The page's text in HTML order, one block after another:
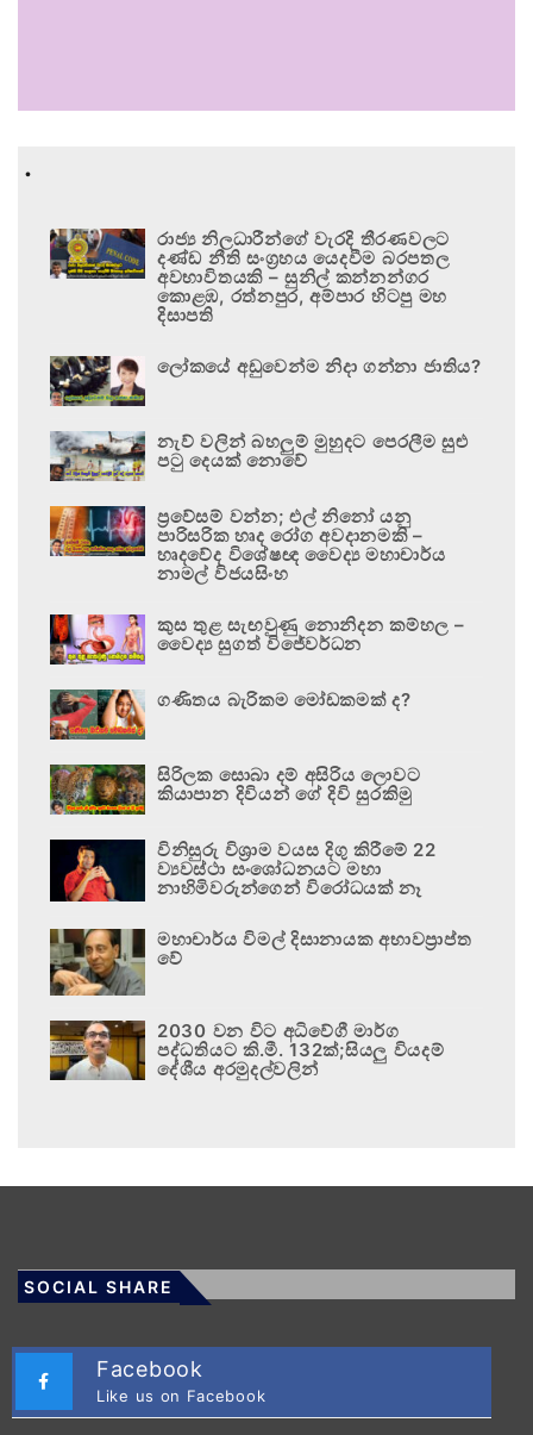
.
රාජ්‍ය නිලධාරීන්ගේ වැරදි තීරණවලට
දණ්ඩ නීති සංග්‍රහය යෙදවීම බරපතල
අවභාවිතයකි – සුනිල් කන්නන්ගර
කොළඹ, රත්නපුර, අම්පාර හිටපු මහ
දිසාපති
ලෝකයේ අඩුවෙන්ම නිදා ගන්නා ජාතිය?
නැව් වලින් බහලුම් මුහුදට පෙරලීම සුළු
පටු දෙයක් නොවේ
ප්‍රවේසම් වන්න; එල් නිනෝ යනු
පාරිසරික හෘද රෝග අවදානමකි –
හෘදවේද විශේෂඥ වෛද්‍ය මහාචාර්ය
නාමල් විජයසිංහ
කුස තුළ සැඟවුණු නොනිදන කම්හල –
වෛද්‍ය සුගත් විජේවර්ධන
ගණිතය බැරිකම මෝඩකමක් ද?
සිරිලක සොබා දම් අසිරිය ලොවට
කියාපාන දිවියන් ගේ දිවි සුරකිමු
විනිසුරු විශ්‍රාම වයස දිගු කිරීමේ 22
ව්‍යවස්ථා සංශෝධනයට මහා
නාහිමිවරුන්ගෙන් විරෝධයක් නෑ
මහාචාර්ය විමල් දිසානායක අභාවප්‍රාප්ත
වේ
2030 වන විට අධිවේගී මාර්ග
පද්ධතියට කි.මී. 132ක්;සියලු වියදම්
දේශීය අරමුදල්වලින්
SOCIAL SHARE
Facebook
Like us on Facebook